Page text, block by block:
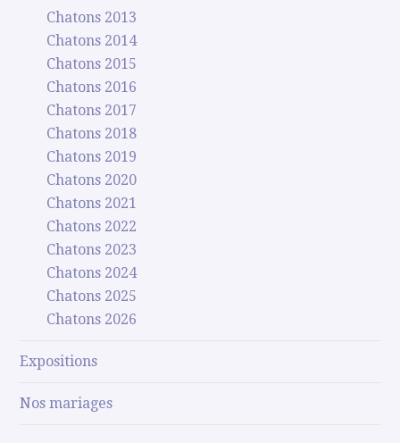
Chatons 2013
Chatons 2014
Chatons 2015
Chatons 2016
Chatons 2017
Chatons 2018
Chatons 2019
Chatons 2020
Chatons 2021
Chatons 2022
Chatons 2023
Chatons 2024
Chatons 2025
Chatons 2026
Expositions
Nos mariages